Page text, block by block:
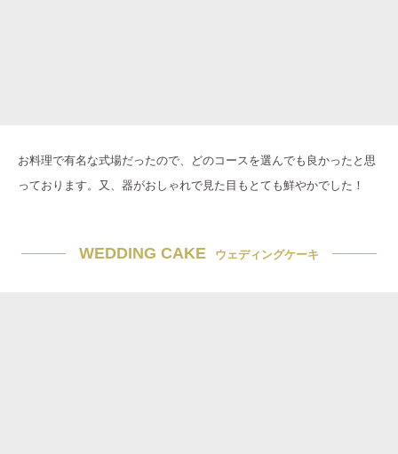
お料理で有名な式場だったので、どのコースを選んでも良かったと思
っております。又、器がおしゃれで見た目もとても鮮やかでした！
WEDDING CAKE ウェディングケーキ